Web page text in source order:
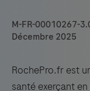
M-FR-00010267-
Décembre 2025
RochePro.fr est
santé exerçant